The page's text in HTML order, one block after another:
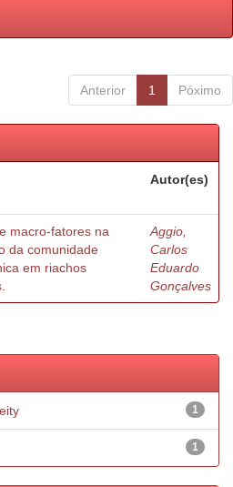
Anterior 1 Póximo
Autor(es)
macro-fatores na
da comunidade
em riachos
Aggio,
Carlos
Eduardo
Gonçalves
1
1